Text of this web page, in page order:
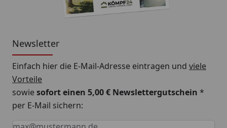
Newsletter
Einfach hier die E-Mail-Adresse eintragen und viele
Vorteile
sowiesofort einen 5,00 € Newslettergutschein *
per E-Mail sichern:
Keine Eingabe erforderlich
Eingabe erforderlich
E-Mail *